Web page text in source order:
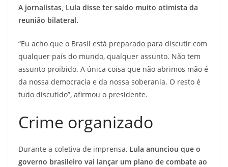
A jornalistas, Lula disse ter saído muito otimista da
reunião bilateral.
“Eu acho que o Brasil está preparado para discutir com
qualquer país do mundo, qualquer assunto. Não tem
assunto proibido. A única coisa que não abrimos mão é
da nossa democracia e da nossa soberania. O resto é
tudo discutido”, afirmou o presidente.
Crime organizado
Durante a coletiva de imprensa, Lula anunciou que o
governo brasileiro vai lançar um plano de combate ao